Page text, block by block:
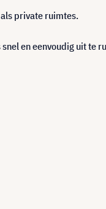
private ruimtes.
en eenvoudig uit te